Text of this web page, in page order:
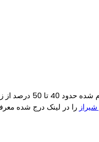
مقدار کمی ریزش
را در لینک درج شده